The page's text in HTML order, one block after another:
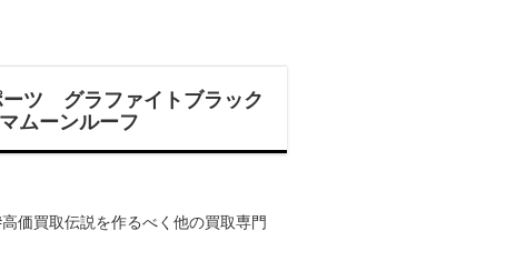
ツ グラファイトブラック
ムーンルーフ
価買取伝説を作るべく他の買取専門